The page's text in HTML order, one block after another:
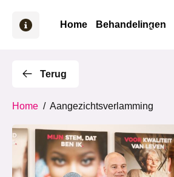
Home Behandelingen
Terug
Home / Aangezichtsverlamming